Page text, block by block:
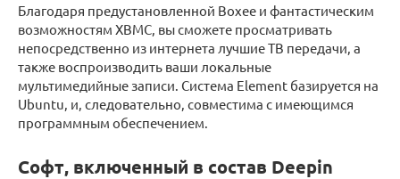
Благодаря предустановленной Boxee и фантастическим
возможностям XBMC, вы сможете просматривать
непосредственно из интернета лучшие ТВ передачи, а
также воспроизводить ваши локальные
мультимедийные записи. Система Element базируется на
Ubuntu, и, следовательно, совместима с имеющимся
программным обеспечением.
Софт, включенный в состав Deepin